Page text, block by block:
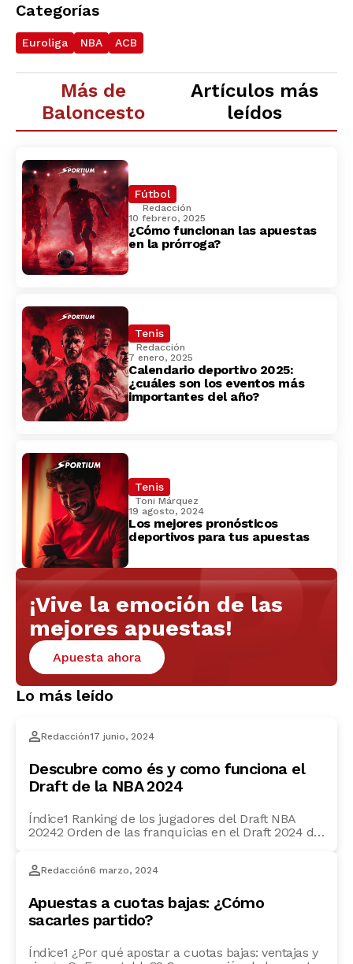
Categorías
Euroliga NBA ACB
¡Vive la emoción de las
mejores apuestas!
Apuesta ahora
Lo más leído
Redacción17 junio, 2024
Descubre como és y como funciona el
Draft de la NBA 2024
Índice1 Ranking de los jugadores del Draft NBA
20242 Orden de las franquicias en el Draft 2024 del
6 ¿Cuándo es el Draft de la NBA 2024? Ranking de
Redacción6 marzo, 2024
Apuestas a cuotas bajas: ¿Cómo
sacarles partido?
Índice1 ¿Por qué apostar a cuotas bajas: ventajas y
Más de
Baloncesto
Artículos más
leídos
Fútbol
Redacción
10 febrero, 2025
¿Cómo funcionan las apuestas
en la prórroga?
Tenis
Redacción
7 enero, 2025
Calendario deportivo 2025:
¿cuáles son los eventos más
importantes del año?
Tenis
Toni Márquez
19 agosto, 2024
Los mejores pronósticos
deportivos para tus apuestas